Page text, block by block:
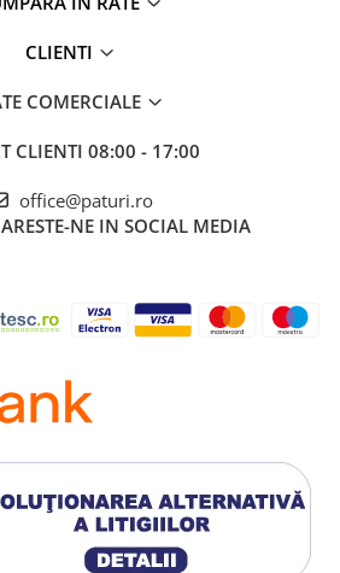
CLIENTI
COMERCIALE
CLIENTI 08:00 - 17:00
office@paturi.ro
NE IN SOCIAL MEDIA